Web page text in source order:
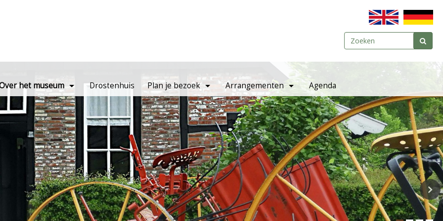
het museum Drostenhuis Plan je bezoek Arrangementen Agenda